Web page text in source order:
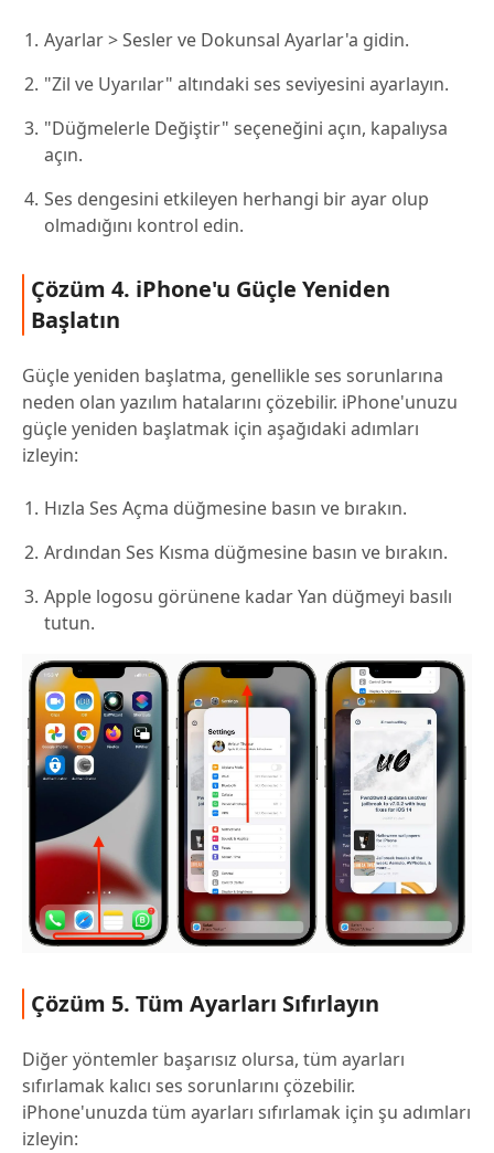
Ayarlar > Sesler ve Dokunsal Ayarlar'a gidin.
"Zil ve Uyarılar" altındaki ses seviyesini ayarlayın.
"Düğmelerle Değiştir" seçeneğini açın, kapalıysa
açın.
Ses dengesini etkileyen herhangi bir ayar olup
olmadığını kontrol edin.
Çözüm 4. iPhone'u Güçle Yeniden
Başlatın
Güçle yeniden başlatma, genellikle ses sorunlarına
neden olan yazılım hatalarını çözebilir. iPhone'unuzu
güçle yeniden başlatmak için aşağıdaki adımları
izleyin:
Hızla Ses Açma düğmesine basın ve bırakın.
Ardından Ses Kısma düğmesine basın ve bırakın.
Apple logosu görünene kadar Yan düğmeyi basılı
tutun.
Çözüm 5. Tüm Ayarları Sıfırlayın
Diğer yöntemler başarısız olursa, tüm ayarları
sıfırlamak kalıcı ses sorunlarını çözebilir.
iPhone'unuzda tüm ayarları sıfırlamak için şu adımları
izleyin: